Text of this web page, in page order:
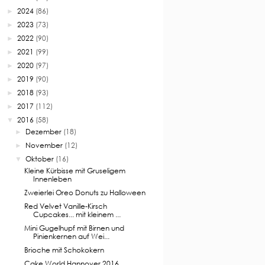
► 2024 (86)
► 2023 (73)
► 2022 (90)
► 2021 (99)
► 2020 (97)
► 2019 (90)
► 2018 (93)
► 2017 (112)
▼ 2016 (58)
► Dezember (18)
► November (12)
▼ Oktober (16)
Kleine Kürbisse mit Gruseligem
Innenleben
Zweierlei Oreo Donuts zu Halloween
Red Velvet Vanille-Kirsch
Cupcakes... mit kleinem ...
Mini Gugelhupf mit Birnen und
Pinienkernen auf Wei...
Brioche mit Schokokern